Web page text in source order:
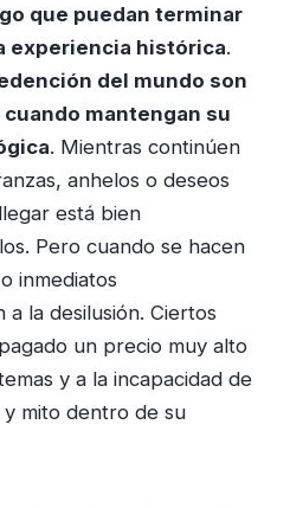
que puedan terminar
experiencia histórica.
del mundo son
mantengan su
. Mientras continúen
anhelos o deseos
está bien
Pero cuando se hacen
inmediatos
la desilusión. Ciertos
un precio muy alto
y a la incapacidad de
mito dentro de su